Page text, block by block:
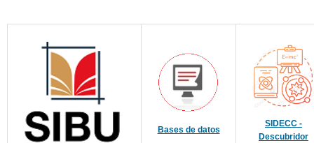
Bases de datos
SIDECC -
Descubridor